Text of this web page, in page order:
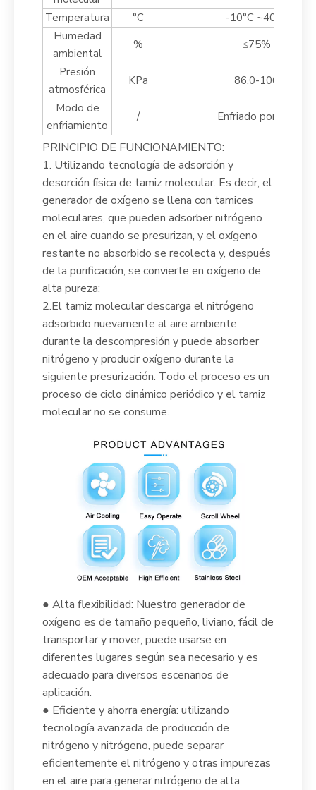
Temperatura
°C
-10°C ~40°C
Humedad
ambiental
%
≤75%
Presión
atmosférica
KPa
86.0-106
Modo de
enfriamiento
/ Enfriado por aire
PRINCIPIO DE FUNCIONAMIENTO:
1. Utilizando tecnología de adsorción y
desorción física de tamiz molecular. Es decir, el
generador de oxígeno se llena con tamices
moleculares, que pueden adsorber nitrógeno
en el aire cuando se presurizan, y el oxígeno
restante no absorbido se recolecta y, después
de la purificación, se convierte en oxígeno de
alta pureza;
2.El tamiz molecular descarga el nitrógeno
adsorbido nuevamente al aire ambiente
durante la descompresión y puede absorber
nitrógeno y producir oxígeno durante la
siguiente presurización. Todo el proceso es un
proceso de ciclo dinámico periódico y el tamiz
molecular no se consume.
● Alta flexibilidad: Nuestro generador de
oxígeno es de tamaño pequeño, liviano, fácil de
transportar y mover, puede usarse en
diferentes lugares según sea necesario y es
adecuado para diversos escenarios de
aplicación.
● Eficiente y ahorra energía: utilizando
tecnología avanzada de producción de
nitrógeno y nitrógeno, puede separar
eficientemente el nitrógeno y otras impurezas
en el aire para generar nitrógeno de alta